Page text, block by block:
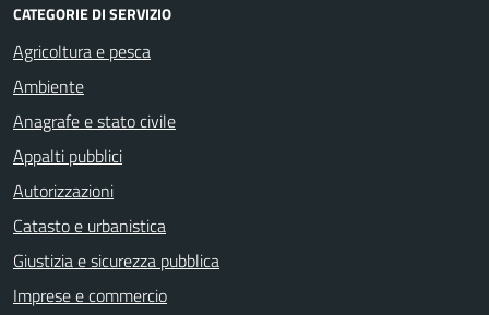
CATEGORIE DI SERVIZIO
Agricoltura e pesca
Ambiente
Anagrafe e stato civile
Appalti pubblici
Autorizzazioni
Catasto e urbanistica
Giustizia e sicurezza pubblica
Imprese e commercio